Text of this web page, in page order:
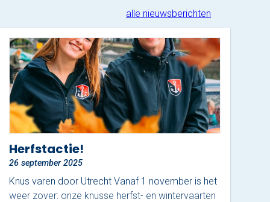
alle nieuwsberichten
Herfstactie!
26 september 2025
Knus varen door Utrecht Vanaf 1 november is het
weer zover: onze knusse herfst- en wintervaarten